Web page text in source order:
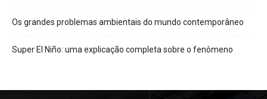
Os grandes problemas ambientais do mundo contemporâneo
Super El Niño: uma explicação completa sobre o fenômeno